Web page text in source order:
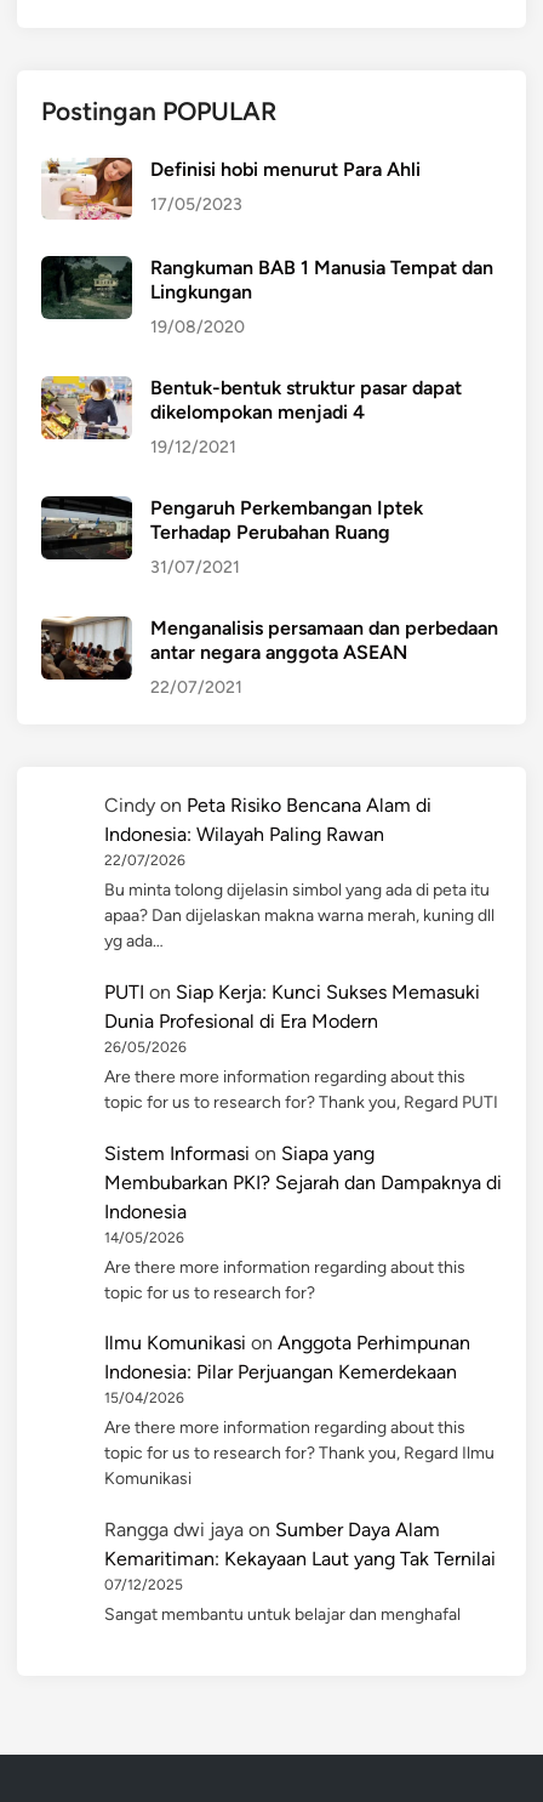
Postingan POPULAR
Definisi hobi menurut Para Ahli
17/05/2023
Rangkuman BAB 1 Manusia Tempat dan
Lingkungan
19/08/2020
Bentuk-bentuk struktur pasar dapat
dikelompokan menjadi 4
19/12/2021
Pengaruh Perkembangan Iptek
Terhadap Perubahan Ruang
31/07/2021
Menganalisis persamaan dan perbedaan
antar negara anggota ASEAN
22/07/2021
Cindy on Peta Risiko Bencana Alam di
Indonesia: Wilayah Paling Rawan
22/07/2026
Bu minta tolong dijelasin simbol yang ada di peta itu
apaa? Dan dijelaskan makna warna merah, kuning dll
yg ada…
PUTI on Siap Kerja: Kunci Sukses Memasuki
Dunia Profesional di Era Modern
26/05/2026
Are there more information regarding about this
topic for us to research for? Thank you, Regard PUTI
Sistem Informasi on Siapa yang
Membubarkan PKI? Sejarah dan Dampaknya di
Indonesia
14/05/2026
Are there more information regarding about this
topic for us to research for?
Ilmu Komunikasi on Anggota Perhimpunan
Indonesia: Pilar Perjuangan Kemerdekaan
15/04/2026
Are there more information regarding about this
topic for us to research for? Thank you, Regard Ilmu
Komunikasi
Rangga dwi jaya on Sumber Daya Alam
Kemaritiman: Kekayaan Laut yang Tak Ternilai
07/12/2025
Sangat membantu untuk belajar dan menghafal